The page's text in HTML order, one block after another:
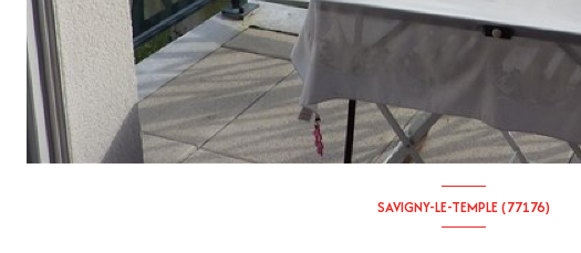
SAVIGNY-LE-TEMPLE (77176)